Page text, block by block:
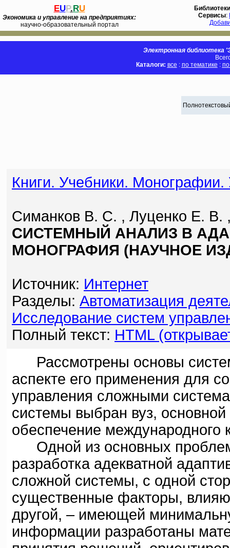
EUP.RU
Экономика и управление на предприятиях:
научно-образовательный портал
Библиотеки
Сервисы:
Электронная библиотека
Каталоги: все : по тематике :
Книги. Учебники.
Симанков В. С. , Луценко Е. В.
СИСТЕМНЫЙ АНАЛИЗ В
МОНОГРАФИЯ (НАУЧНОЕ
Источник: Интернет
Разделы: Автоматизация
Исследование систем
Полный текст: HTML
Рассмотрены основы
аспекте его применения для
управления сложными
системы выбран вуз,
обеспечение международного
Одной из основных проблем
разработка адекватной
сложной системы, с одной
существенные факторы,
другой, – имеющей
информации разработаны